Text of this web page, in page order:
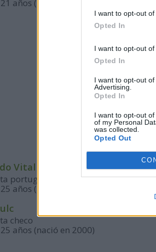
I want to opt-out
Opted In
I want to opt-out
Opted In
I want to opt-out
Advertising.
Opted In
I want to opt-out
of my Personal
was collected.
Opted Out
años (nació en 2004)
Vital
portugués
años (nació en 2000)
checo
años (nació en 2000)